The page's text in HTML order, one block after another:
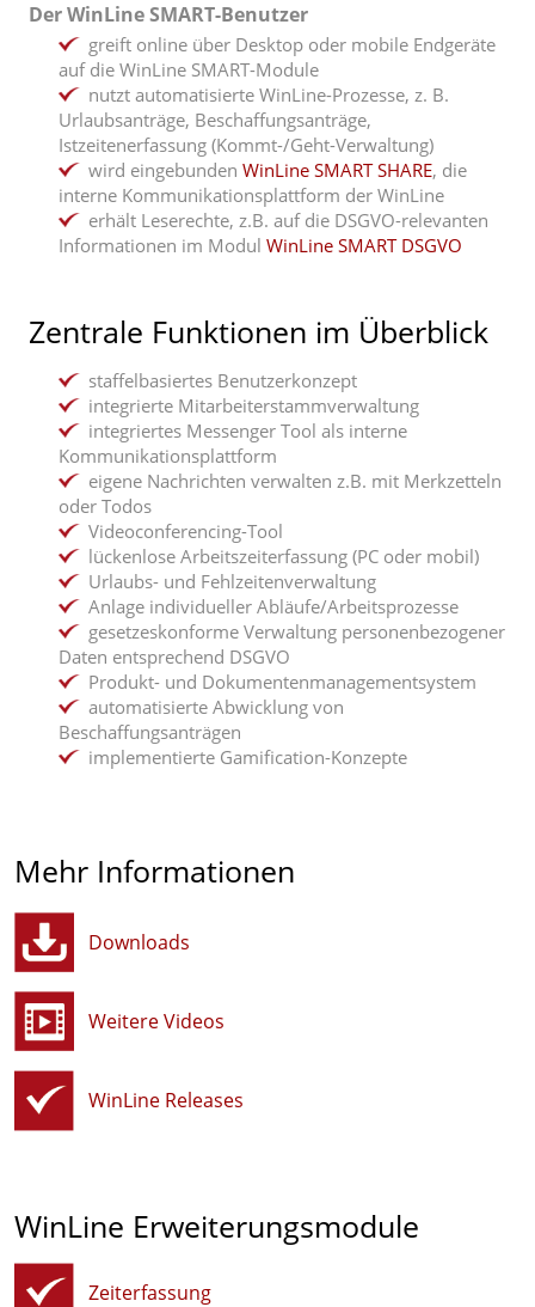
Der WinLine SMART-Benutzer
greift online über Desktop oder mobile Endgeräte
auf die WinLine SMART-Module
nutzt automatisierte WinLine-Prozesse, z. B.
Urlaubsanträge, Beschaffungsanträge,
Istzeitenerfassung (Kommt-/Geht-Verwaltung)
wird eingebunden WinLine SMART SHARE, die
interne Kommunikationsplattform der WinLine
erhält Leserechte, z.B. auf die DSGVO-relevanten
Informationen im Modul WinLine SMART DSGVO
Zentrale Funktionen im Überblick
staffelbasiertes Benutzerkonzept
integrierte Mitarbeiterstammverwaltung
integriertes Messenger Tool als interne
Kommunikationsplattform
eigene Nachrichten verwalten z.B. mit Merkzetteln
oder Todos
Videoconferencing-Tool
lückenlose Arbeitszeiterfassung (PC oder mobil)
Urlaubs- und Fehlzeitenverwaltung
Anlage individueller Abläufe/Arbeitsprozesse
gesetzeskonforme Verwaltung personenbezogener
Daten entsprechend DSGVO
Produkt- und Dokumentenmanagementsystem
automatisierte Abwicklung von
Beschaffungsanträgen
implementierte Gamification-Konzepte
Mehr Informationen
Downloads
Weitere Videos
WinLine Releases
WinLine Erweiterungsmodule
Zeiterfassung